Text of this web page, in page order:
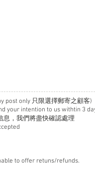
post only 只限選擇郵寄之顧客)
your intention to us withtin 3
息，我們將盡快確認處理
to offer retuns/refunds.